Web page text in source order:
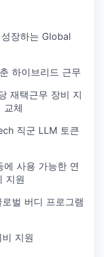
장하는 Global
하이브리드 근무
재택근무 장비 지
교체
직군 LLM 토큰
에 사용 가능한 연
지원
벌 버디 프로그램
지원